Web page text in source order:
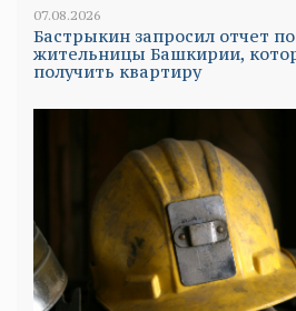
07.08.2026
Бастрыкин запросил отчет
жительницы Башкирии,
получить квартиру